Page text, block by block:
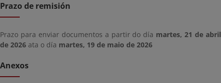
Prazo de remisión
Prazo para enviar documentos a partir do día martes, 21 de abril
de 2026 ata o día martes, 19 de maio de 2026
Anexos